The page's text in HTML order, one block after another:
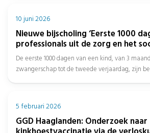
10 juni 2026
Nieuwe bijscholing ‘Eerste 1000
professionals uit de zorg en het
De eerste 1000 dagen van een kind, van 3
zwangerschap tot de tweede verjaardag, zijn
5 februari 2026
GGD Haaglanden: Onderzoek naar